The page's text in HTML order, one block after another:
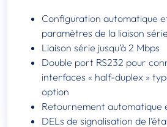
Configuration automatique
paramètres de la liaison série
Liaison série jusqu’à 2 Mbps
Double port RS232 pour
interfaces « half-duplex »
option
Retournement automatique
DELs de signalisation de